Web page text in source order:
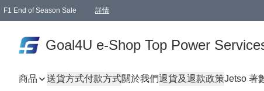
F1 End of Season Sale 詳情
Goal4U e-Shop Top Power
商品 送貨方式付款方式關於我們退貨及退款政策Jetso 著